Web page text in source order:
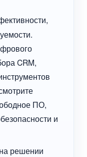
CRM,
ПО,
и
решении